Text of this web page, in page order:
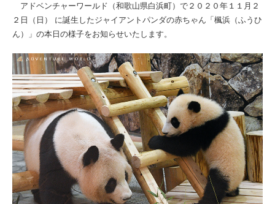
アドベンチャーワールド（和歌山県白浜町）で２０２０年１１月２
２日（日） に誕生したジャイアントパンダの赤ちゃん「楓浜（ふうひ
ん）」の本日の様子をお知らせいたします。